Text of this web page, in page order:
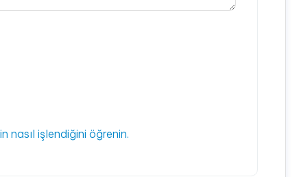
nasıl işlendiğini öğrenin.